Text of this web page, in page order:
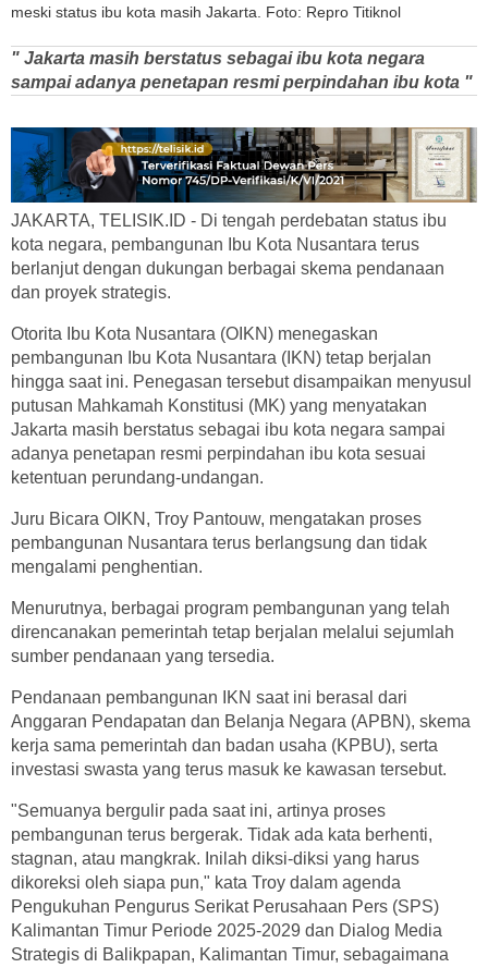
meski status ibu kota masih Jakarta. Foto: Repro Titiknol
" Jakarta masih berstatus sebagai ibu kota negara
sampai adanya penetapan resmi perpindahan ibu kota "
JAKARTA, TELISIK.ID - Di tengah perdebatan status ibu
kota negara, pembangunan Ibu Kota Nusantara terus
berlanjut dengan dukungan berbagai skema pendanaan
dan proyek strategis.
Otorita Ibu Kota Nusantara (OIKN) menegaskan
pembangunan Ibu Kota Nusantara (IKN) tetap berjalan
hingga saat ini. Penegasan tersebut disampaikan menyusul
putusan Mahkamah Konstitusi (MK) yang menyatakan
Jakarta masih berstatus sebagai ibu kota negara sampai
adanya penetapan resmi perpindahan ibu kota sesuai
ketentuan perundang-undangan.
Juru Bicara OIKN, Troy Pantouw, mengatakan proses
pembangunan Nusantara terus berlangsung dan tidak
mengalami penghentian.
Menurutnya, berbagai program pembangunan yang telah
direncanakan pemerintah tetap berjalan melalui sejumlah
sumber pendanaan yang tersedia.
Pendanaan pembangunan IKN saat ini berasal dari
Anggaran Pendapatan dan Belanja Negara (APBN), skema
kerja sama pemerintah dan badan usaha (KPBU), serta
investasi swasta yang terus masuk ke kawasan tersebut.
"Semuanya bergulir pada saat ini, artinya proses
pembangunan terus bergerak. Tidak ada kata berhenti,
stagnan, atau mangkrak. Inilah diksi-diksi yang harus
dikoreksi oleh siapa pun," kata Troy dalam agenda
Pengukuhan Pengurus Serikat Perusahaan Pers (SPS)
Kalimantan Timur Periode 2025-2029 dan Dialog Media
Strategis di Balikpapan, Kalimantan Timur, sebagaimana